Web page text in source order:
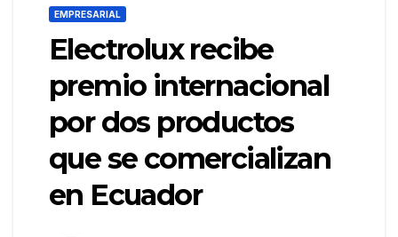
EMPRESARIAL
Electrolux recibe
premio internacional
por dos productos
que se comercializan
en Ecuador